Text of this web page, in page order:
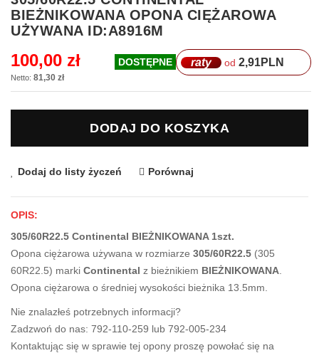
na
początek
galerii
BIEŻNIKOWANA OPONA CIĘŻAROWA
UŻYWANA ID:A8916M
100,00 zł
81,30 zł
DOSTĘPNE raty od 2,91PLN
DODAJ DO KOSZYKA
Dodaj do listy życzeń Porównaj
OPIS:
305/60R22.5 Continental BIEŻNIKOWANA 1szt.
Opona ciężarowa używana w rozmiarze 305/60R22.5 (305
60R22.5) marki Continental z bieżnikiem BIEŻNIKOWANA.
Opona ciężarowa o średniej wysokości bieżnika 13.5mm.
Nie znalazłeś potrzebnych informacji?
Zadzwoń do nas: 792-110-259 lub 792-005-234
Kontaktując się w sprawie tej opony proszę powołać się na